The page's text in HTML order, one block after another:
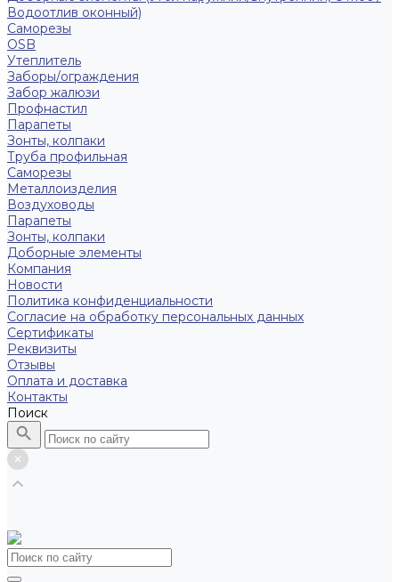
Водоотлив оконный)
Саморезы
OSB
Утеплитель
Заборы/ограждения
Забор жалюзи
Профнастил
Парапеты
Зонты, колпаки
Труба профильная
Саморезы
Металлоизделия
Воздуховоды
Парапеты
Зонты, колпаки
Доборные элементы
Компания
Новости
Политика конфиденциальности
Согласие на обработку персональных данных
Сертификаты
Реквизиты
Отзывы
Оплата и доставка
Контакты
Поиск